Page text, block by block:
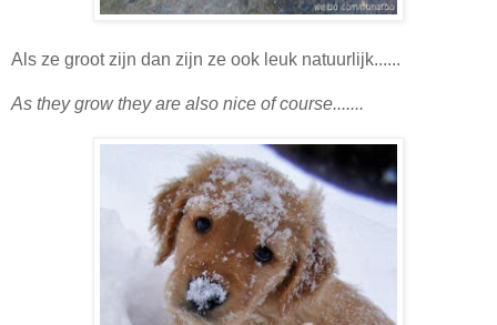
Als ze groot zijn dan zijn ze ook leuk natuurlijk......
As they grow they are also nice of course.......